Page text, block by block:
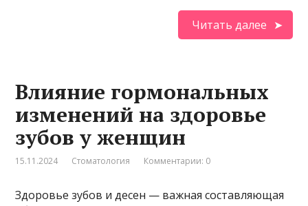
Читать далее
Влияние гормональных
изменений на здоровье
зубов у женщин
15.11.2024 Стоматология Комментарии: 0
Здоровье зубов и десен — важная составляющая